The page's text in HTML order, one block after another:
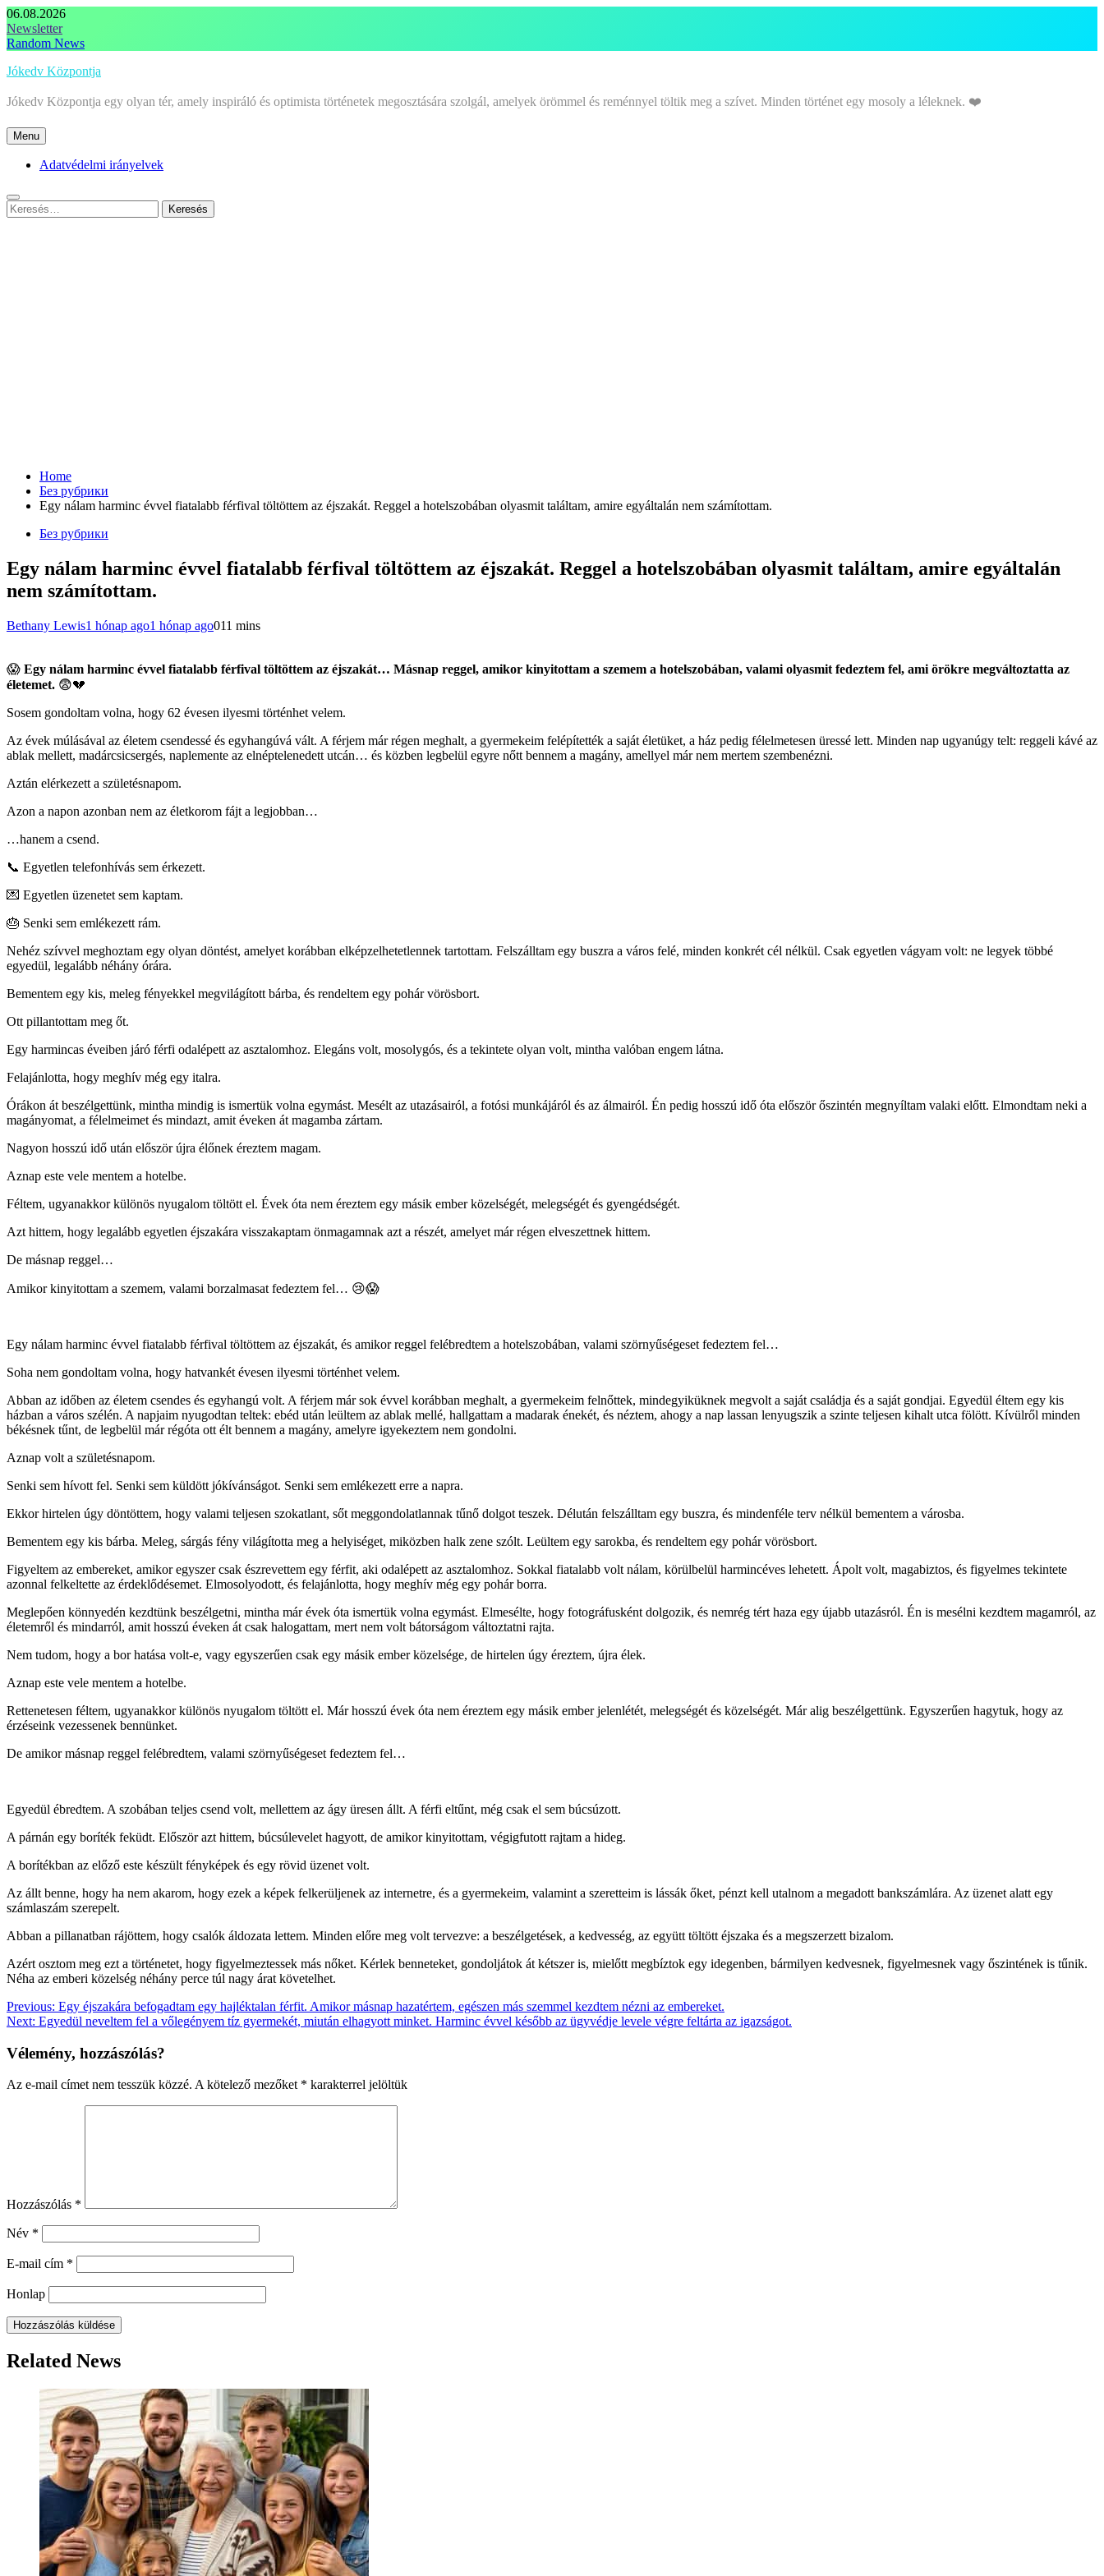
Skip
to
content
06.08.2026
Newsletter
Random News
Jókedv Központja
Jókedv Központja egy olyan tér, amely inspiráló és optimista történetek megosztására szolgál, amelyek örömmel és reménnyel töltik meg a szívet. Minden történet egy mosoly a léleknek. ❤️
Menu
Adatvédelmi irányelvek
Keresés:
Home
Без рубрики
Egy nálam harminc évvel fiatalabb férfival töltöttem az éjszakát. Reggel a hotelszobában olyasmit találtam, amire egyáltalán nem számítottam.
Без рубрики
Egy nálam harminc évvel fiatalabb férfival töltöttem az éjszakát. Reggel a hotelszobában olyasmit találtam, amire egyáltalán
nem számítottam.
Bethany Lewis1 hónap ago1 hónap ago011 mins
😱 Egy nálam harminc évvel fiatalabb férfival töltöttem az éjszakát… Másnap reggel, amikor kinyitottam a szemem a hotelszobában, valami olyasmit fedeztem fel, ami örökre megváltoztatta az
életemet. 😨💔
Sosem gondoltam volna, hogy 62 évesen ilyesmi történhet velem.
Az évek múlásával az életem csendessé és egyhangúvá vált. A férjem már régen meghalt, a gyermekeim felépítették a saját életüket, a ház pedig félelmetesen üressé lett. Minden nap ugyanúgy telt: reggeli kávé az
ablak mellett, madárcsicsergés, naplemente az elnéptelenedett utcán… és közben legbelül egyre nőtt bennem a magány, amellyel már nem mertem szembenézni.
Aztán elérkezett a születésnapom.
Azon a napon azonban nem az életkorom fájt a legjobban…
…hanem a csend.
📞 Egyetlen telefonhívás sem érkezett.
💌 Egyetlen üzenetet sem kaptam.
🎂 Senki sem emlékezett rám.
Nehéz szívvel meghoztam egy olyan döntést, amelyet korábban elképzelhetetlennek tartottam. Felszálltam egy buszra a város felé, minden konkrét cél nélkül. Csak egyetlen vágyam volt: ne legyek többé
egyedül, legalább néhány órára.
Bementem egy kis, meleg fényekkel megvilágított bárba, és rendeltem egy pohár vörösbort.
Ott pillantottam meg őt.
Egy harmincas éveiben járó férfi odalépett az asztalomhoz. Elegáns volt, mosolygós, és a tekintete olyan volt, mintha valóban engem látna.
Felajánlotta, hogy meghív még egy italra.
Órákon át beszélgettünk, mintha mindig is ismertük volna egymást. Mesélt az utazásairól, a fotósi munkájáról és az álmairól. Én pedig hosszú idő óta először őszintén megnyíltam valaki előtt. Elmondtam neki a
magányomat, a félelmeimet és mindazt, amit éveken át magamba zártam.
Nagyon hosszú idő után először újra élőnek éreztem magam.
Aznap este vele mentem a hotelbe.
Féltem, ugyanakkor különös nyugalom töltött el. Évek óta nem éreztem egy másik ember közelségét, melegségét és gyengédségét.
Azt hittem, hogy legalább egyetlen éjszakára visszakaptam önmagamnak azt a részét, amelyet már régen elveszettnek hittem.
De másnap reggel…
Amikor kinyitottam a szemem, valami borzalmasat fedeztem fel… 😢😱
Egy nálam harminc évvel fiatalabb férfival töltöttem az éjszakát, és amikor reggel felébredtem a hotelszobában, valami szörnyűségeset fedeztem fel…
Soha nem gondoltam volna, hogy hatvankét évesen ilyesmi történhet velem.
Abban az időben az életem csendes és egyhangú volt. A férjem már sok évvel korábban meghalt, a gyermekeim felnőttek, mindegyiküknek megvolt a saját családja és a saját gondjai. Egyedül éltem egy kis
házban a város szélén. A napjaim nyugodtan teltek: ebéd után leültem az ablak mellé, hallgattam a madarak énekét, és néztem, ahogy a nap lassan lenyugszik a szinte teljesen kihalt utca fölött. Kívülről minden
békésnek tűnt, de legbelül már régóta ott élt bennem a magány, amelyre igyekeztem nem gondolni.
Aznap volt a születésnapom.
Senki sem hívott fel. Senki sem küldött jókívánságot. Senki sem emlékezett erre a napra.
Ekkor hirtelen úgy döntöttem, hogy valami teljesen szokatlant, sőt meggondolatlannak tűnő dolgot teszek. Délután felszálltam egy buszra, és mindenféle terv nélkül bementem a városba.
Bementem egy kis bárba. Meleg, sárgás fény világította meg a helyiséget, miközben halk zene szólt. Leültem egy sarokba, és rendeltem egy pohár vörösbort.
Figyeltem az embereket, amikor egyszer csak észrevettem egy férfit, aki odalépett az asztalomhoz. Sokkal fiatalabb volt nálam, körülbelül harmincéves lehetett. Ápolt volt, magabiztos, és figyelmes tekintete
azonnal felkeltette az érdeklődésemet. Elmosolyodott, és felajánlotta, hogy meghív még egy pohár borra.
Meglepően könnyedén kezdtünk beszélgetni, mintha már évek óta ismertük volna egymást. Elmesélte, hogy fotográfusként dolgozik, és nemrég tért haza egy újabb utazásról. Én is mesélni kezdtem magamról, az
életemről és mindarról, amit hosszú éveken át csak halogattam, mert nem volt bátorságom változtatni rajta.
Nem tudom, hogy a bor hatása volt-e, vagy egyszerűen csak egy másik ember közelsége, de hirtelen úgy éreztem, újra élek.
Aznap este vele mentem a hotelbe.
Rettenetesen féltem, ugyanakkor különös nyugalom töltött el. Már hosszú évek óta nem éreztem egy másik ember jelenlétét, melegségét és közelségét. Már alig beszélgettünk. Egyszerűen hagytuk, hogy az
érzéseink vezessenek bennünket.
De amikor másnap reggel felébredtem, valami szörnyűségeset fedeztem fel…
Egyedül ébredtem. A szobában teljes csend volt, mellettem az ágy üresen állt. A férfi eltűnt, még csak el sem búcsúzott.
A párnán egy boríték feküdt. Először azt hittem, búcsúlevelet hagyott, de amikor kinyitottam, végigfutott rajtam a hideg.
A borítékban az előző este készült fényképek és egy rövid üzenet volt.
Az állt benne, hogy ha nem akarom, hogy ezek a képek felkerüljenek az internetre, és a gyermekeim, valamint a szeretteim is lássák őket, pénzt kell utalnom a megadott bankszámlára. Az üzenet alatt egy
számlaszám szerepelt.
Abban a pillanatban rájöttem, hogy csalók áldozata lettem. Minden előre meg volt tervezve: a beszélgetések, a kedvesség, az együtt töltött éjszaka és a megszerzett bizalom.
Azért osztom meg ezt a történetet, hogy figyelmeztessek más nőket. Kérlek benneteket, gondoljátok át kétszer is, mielőtt megbíztok egy idegenben, bármilyen kedvesnek, figyelmesnek vagy őszintének is tűnik.
Néha az emberi közelség néhány perce túl nagy árat követelhet.
Bejegyzés
navigáció
Previous: Egy éjszakára befogadtam egy hajléktalan férfit. Amikor másnap hazatértem, egészen más szemmel kezdtem nézni az embereket.
Next: Egyedül neveltem fel a vőlegényem tíz gyermekét, miután elhagyott minket. Harminc évvel később az ügyvédje levele végre feltárta az igazságot.
Vélemény, hozzászólás?
Az e-mail címet nem tesszük közzé. A kötelező mezőket * karakterrel jelöltük
Hozzászólás *
Név *
E-mail cím *
Honlap
Related News